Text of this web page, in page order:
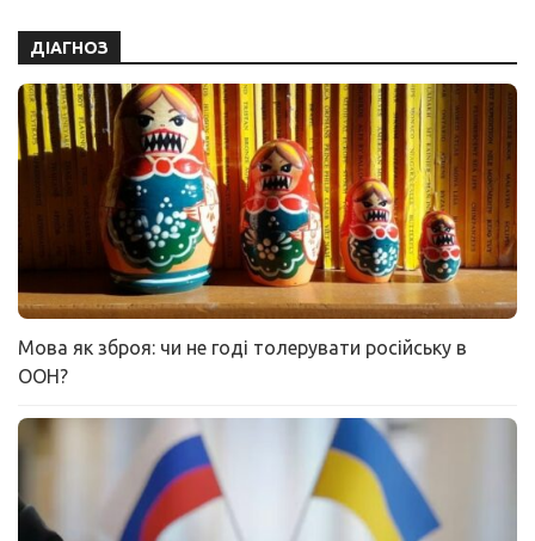
ДІАГНОЗ
Мова як зброя: чи не годі толерувати російську в
ООН?